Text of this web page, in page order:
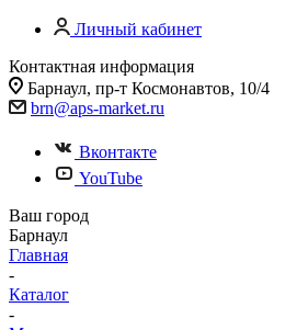
Личный кабинет
Контактная информация
Барнаул, пр-т Космонавтов, 10/4
brn@aps-market.ru
Вконтакте
YouTube
Ваш город
Барнаул
Главная
-
Каталог
-